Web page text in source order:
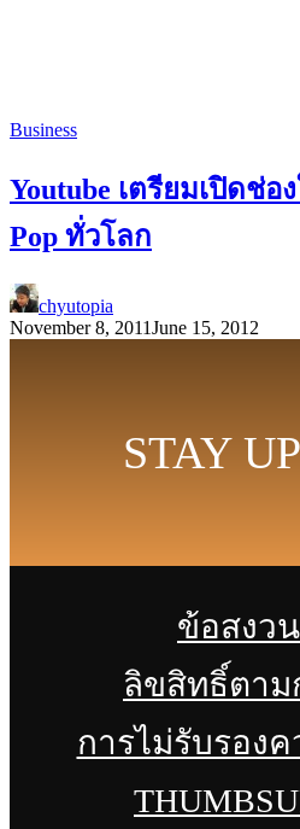
Business
Youtube เตรียมเปิดช่อ
Pop ทั่วโลก
chyutopia
November 8, 2011June 15, 2012
STAY
ข้อสงว
ลิขสิทธิ์ตาม
การไม่รับรองค